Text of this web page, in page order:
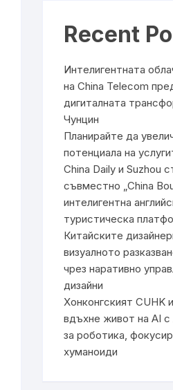
Recent
Интелигентната
на China Telecom
дигиталната
Чунцин
Планирайте да
потенциала на
China Daily и Suzhou
съвместно „China
интелигентна
туристическа
Китайските
визуалното
чрез наративно
дизайни
Хонконгският CUHK
вдъхне живот на AI с
за роботика,
хуманоиди